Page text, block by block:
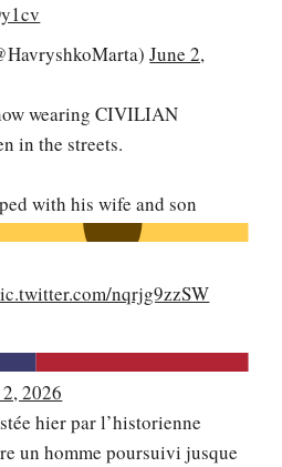
June 2,
wearing CIVILIAN
in the streets.
with his wife and son
nqrjg9zzSW
2026
hier par l’historienne
un homme poursuivi jusque